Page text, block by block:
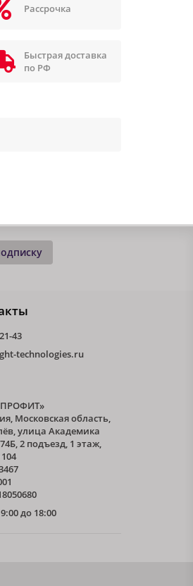
Рассрочка
Быстрая доставка
по РФ
43
technologies.ru
Московская область,
улица Академика
2 подъезд, 1 этаж,
до 18:00